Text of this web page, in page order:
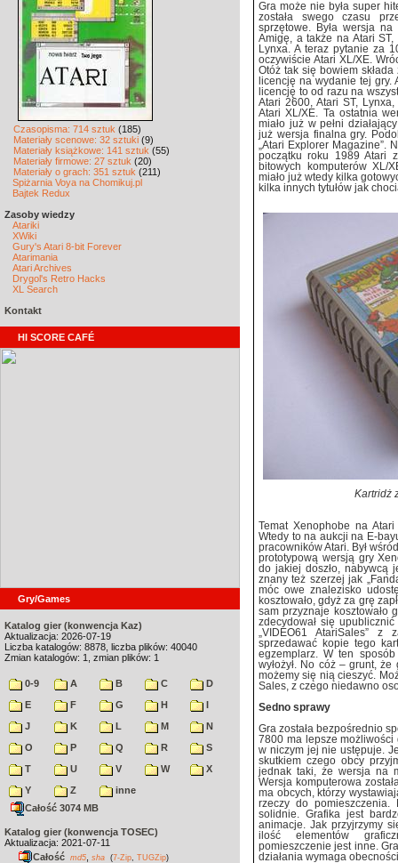
Czasopisma: 714 sztuk (185)
Materiały scenowe: 32 sztuki (9)
Materiały książkowe: 141 sztuk (55)
Materiały firmowe: 27 sztuk (20)
Materiały o grach: 351 sztuk (211)
Spiżarnia Voya na Chomikuj.pl
Bajtek Redux
Zasoby wiedzy
Atariki
XWiki
Gury's Atari 8-bit Forever
Atarimania
Atari Archives
Drygol's Retro Hacks
XL Search
Kontakt
HI SCORE CAFÉ
Gry/Games
Katalog gier (konwencja Kaz)
Aktualizacja: 2026-07-19
Liczba katalogów: 8878, liczba plików: 40040
Zmian katalogów: 1, zmian plików: 1
0-9 A B C
D
E
F G H
I
J
K L M
N
O
P Q R
S
T
U V W
X
Y
Z
inne
Całość 3074 MB
Katalog gier (konwencja TOSEC)
Aktualizacja: 2021-07-11
Całość md5 sha (7-Zip TUGZip)
Gra może nie była super
została swego czasu
sprzętowe. Była wersja
Amigę, a także na Atari
Lynxa. A teraz pytanie za
oczywiście Atari XL/XE.
Otóż tak się bowiem
licencję na wydanie tej gry.
licencję to od razu na
Atari 2600, Atari ST,
Atari XL/XE. Ta ostatnia
miało już w pełni
już wersja finalna gry.
„Atari Explorer Magazine”.
początku roku 1989 Atari
bitowych komputerów XL/
miało już wtedy kilka
kilka innych tytułów jak
Kartridż
Temat Xenophobe na
Wtedy to na aukcji na E-
pracowników Atari. Był
prototypową wersją gry
do jakiej doszło, nabywcą
znany też szerzej jak
móc owe znalezisko
kosztowało, gdyż za grę
sam przyznaje kosztowało
zdecydował się
„VIDEO61 AtariSales”
sprzedawać kopie tego
egzemplarz. W ten
wyłożył. No cóż – grunt,
możemy się nią cieszyć.
Sales, z czego niedawno
Sedno sprawy
Gra została bezpośrednio
7800 ma lepsze możliwości
w niczym jej nie ustępuje.
skutkiem czego obcy
jednak taki, że wersja na
Wersja komputerowa
ma obcych, którzy
rzeczy do
solidnie. Grafika jest
animacje. Jak przyjrzymy
ilość elementów
pomieszczenie jest inne.
działania wymaga